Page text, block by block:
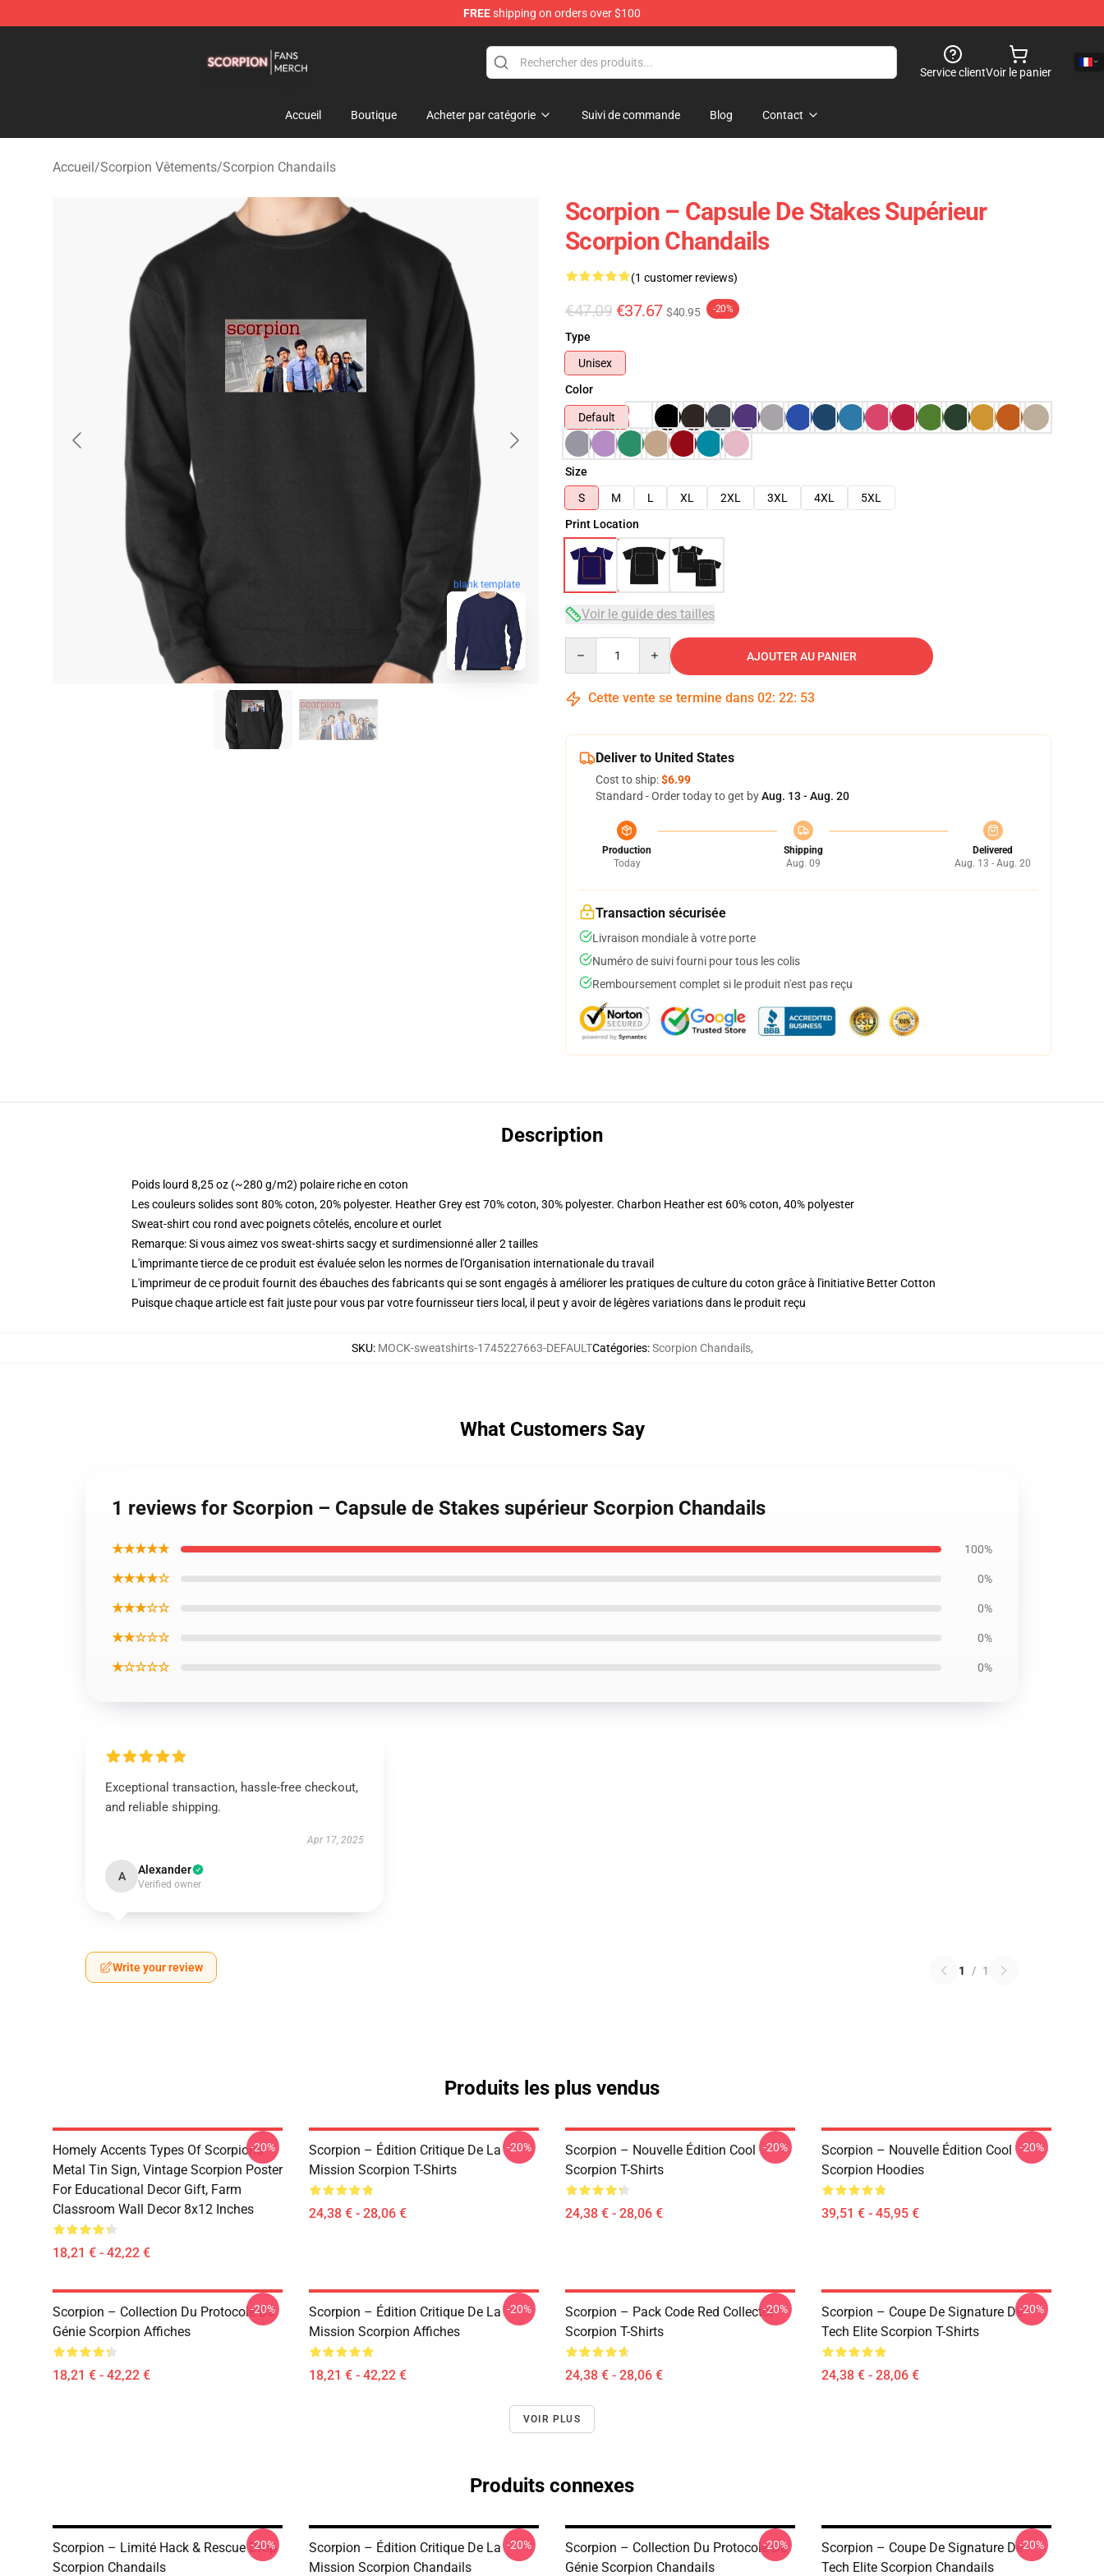
FREEshipping on orders over $100
Service clientVoir le panier
Accueil Boutique Acheter par catégorie Suivi de commande Blog Contact
Accueil/Scorpion Vêtements/Scorpion Chandails
blank template
Scorpion – Capsule De Stakes Supérieur
Scorpion Chandails
(1 customer reviews)
€47.09 €37.67 $40.95 -20%
Type
Unisex
Color
Default
Size
S
M L XL 2XL 3XL 4XL
5XL
Print Location
Voir le guide des tailles
AJOUTER AU PANIER
Cette vente se termine dans 02: 22: 52
Deliver to United States
Cost to ship:$6.99
Standard - Order today to get byAug. 13 - Aug. 20
Production
Today
Shipping
Aug. 09
Delivered
Aug. 13 - Aug. 20
Transaction sécurisée
Livraison mondiale à votre porte
Numéro de suivi fourni pour tous les colis
Remboursement complet si le produit n'est pas reçu
Description
Poids lourd 8,25 oz (~280 g/m2) polaire riche en coton
Les couleurs solides sont 80% coton, 20% polyester. Heather Grey est 70% coton, 30% polyester. Charbon Heather est 60% coton, 40% polyester
Sweat-shirt cou rond avec poignets côtelés, encolure et ourlet
Remarque: Si vous aimez vos sweat-shirts sacgy et surdimensionné aller 2 tailles
L'imprimante tierce de ce produit est évaluée selon les normes de l'Organisation internationale du travail
L'imprimeur de ce produit fournit des ébauches des fabricants qui se sont engagés à améliorer les pratiques de culture du coton grâce à l'initiative Better Cotton
Puisque chaque article est fait juste pour vous par votre fournisseur tiers local, il peut y avoir de légères variations dans le produit reçu
SKU: MOCK-sweatshirts-1745227663-DEFAULTCatégories:Scorpion Chandails,
What Customers Say
1 reviews for Scorpion – Capsule de Stakes supérieur Scorpion Chandails
★★★★★ 100%
★★★★☆ 0%
★★★☆☆ 0%
★★☆☆☆ 0%
★☆☆☆☆ 0%
Exceptional transaction, hassle-free checkout,
and reliable shipping.
Apr 17, 2025
A Alexander
Verified owner
Write your review 1 / 1
Produits les plus vendus
Homely Accents Types Of Scorpions
Metal Tin Sign, Vintage Scorpion Poster
For Educational Decor Gift, Farm
Classroom Wall Decor 8x12 Inches
18,21 € - 42,22 €
-20%
Scorpion – Édition Critique De La
Mission Scorpion T-Shirts
24,38 € - 28,06 €
-20%
Scorpion – Nouvelle Édition Cool
Scorpion T-Shirts
24,38 € - 28,06 €
-20%
Scorpion – Nouvelle Édition Cool
Scorpion Hoodies
39,51 € - 45,95 €
-20%
Scorpion – Collection Du Protocole De
Génie Scorpion Affiches
18,21 € - 42,22 €
-20%
Scorpion – Édition Critique De La
Mission Scorpion Affiches
18,21 € - 42,22 €
-20%
Scorpion – Pack Code Red Collector
Scorpion T-Shirts
24,38 € - 28,06 €
-20%
Scorpion – Coupe De Signature De
Tech Elite Scorpion T-Shirts
24,38 € - 28,06 €
-20%
VOIR PLUS
Produits connexes
Scorpion – Limité Hack & Rescue Drop
Scorpion Chandails
-20%
Scorpion – Édition Critique De La
Mission Scorpion Chandails
-20%
Scorpion – Collection Du Protocole De
Génie Scorpion Chandails
-20%
Scorpion – Coupe De Signature De
Tech Elite Scorpion Chandails
-20%